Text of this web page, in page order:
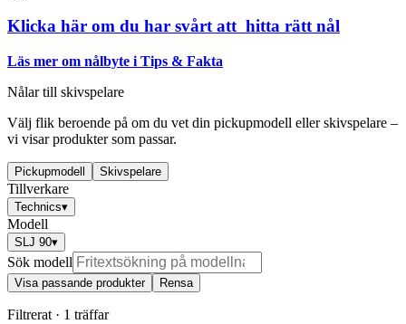
Klicka här om du har svårt att hitta rätt nål
Läs mer om nålbyte i Tips & Fakta
Nålar till skivspelare
Välj flik beroende på om du vet din pickupmodell eller skivspelare –
vi visar produkter som passar.
Pickupmodell Skivspelare
Tillverkare
Technics▾
Modell
SLJ 90▾
Sök modell
Visa passande produkter Rensa
Filtrerat · 1 träffar